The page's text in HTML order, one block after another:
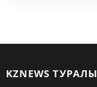
KZNEWS ТУРАЛЫ